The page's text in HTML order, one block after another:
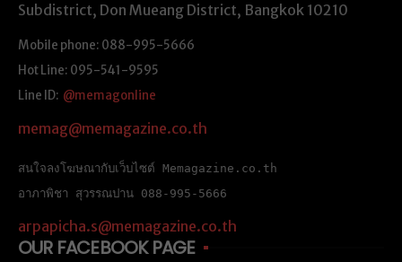
Subdistrict, Don Mueang District, Bangkok 10210
Mobile phone: 088-995-5666
Hot Line: 095-541-9595
Line ID: @memagonline
memag@memagazine.co.th
สนใจลงโฆษณากับเว็บไซต์ Memagazine.co.th
อาภาพิชา สุวรรณปาน 088-995-5666
arpapicha.s@memagazine.co.th
OUR FACEBOOK PAGE